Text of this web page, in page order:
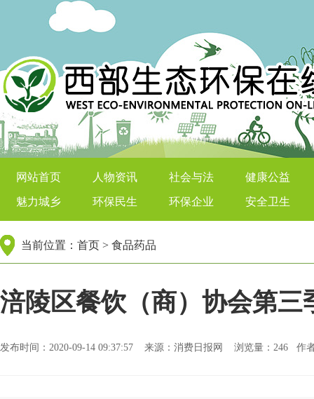
西部生态环保在线
网站首页 人物资讯 社会与法 健康公益
魅力城乡 环保民生 环保企业 安全卫生
当前位置： 首页 > 食品药品
涪陵区餐饮（商）协会第
发布时间：2020-09-14 09:37:57 来源：消费日报网 浏览量： 246 作